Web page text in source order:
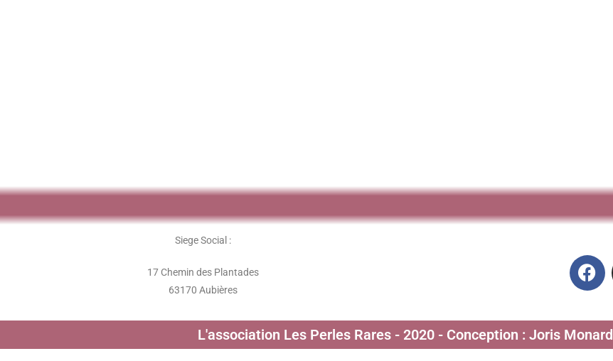
Siege Social :
17 Chemin des Plantades
63170 Aubières
L'association Les Perles Rares - 2020 - Conception : Joris Monard